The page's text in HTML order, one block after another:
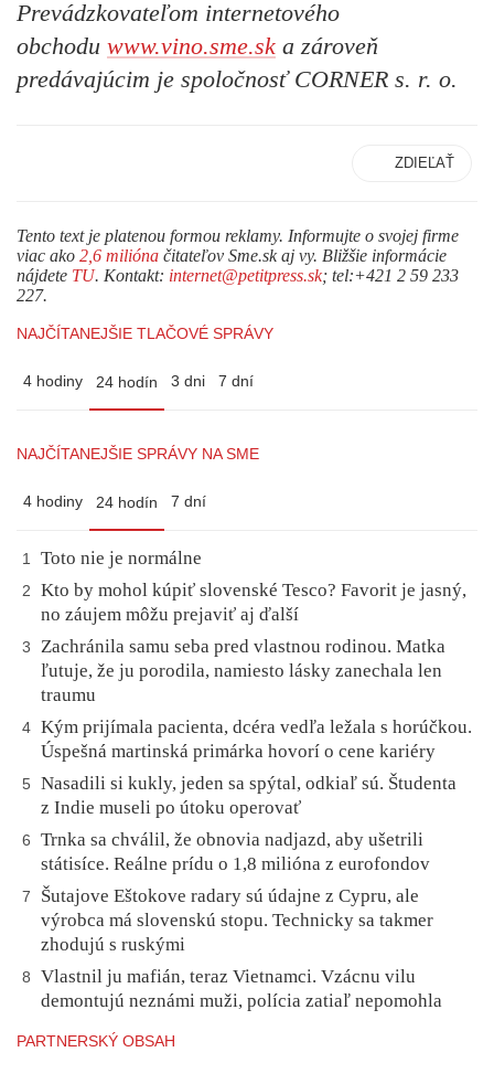
Prevádzkovateľom internetového
obchodu www.vino.sme.sk a zároveň
predávajúcim je spoločnosť CORNER s. r. o.
ZDIEĽAŤ
Tento text je platenou formou reklamy. Informujte o svojej firme
viac ako 2,6 milióna čitateľov Sme.sk aj vy. Bližšie informácie
nájdete TU. Kontakt: internet@petitpress.sk; tel:+421 2 59 233
227.
NAJČÍTANEJŠIE TLAČOVÉ SPRÁVY
4 hodiny 24 hodín 3 dni 7 dní
NAJČÍTANEJŠIE SPRÁVY NA SME
4 hodiny 24 hodín 7 dní
1 Toto nie je normálne
2
Kto by mohol kúpiť slovenské Tesco? Favorit je jasný,
no záujem môžu prejaviť aj ďalší
3
Zachránila samu seba pred vlastnou rodinou. Matka
ľutuje, že ju porodila, namiesto lásky zanechala len
traumu
4 Kým prijímala pacienta, dcéra vedľa ležala s horúčkou.
Úspešná martinská primárka hovorí o cene kariéry
5
Nasadili si kukly, jeden sa spýtal, odkiaľ sú. Študenta
z Indie museli po útoku operovať
6
Trnka sa chválil, že obnovia nadjazd, aby ušetrili
státisíce. Reálne prídu o 1,8 milióna z eurofondov
7
Šutajove Eštokove radary sú údajne z Cypru, ale
výrobca má slovenskú stopu. Technicky sa takmer
zhodujú s ruskými
8
Vlastnil ju mafián, teraz Vietnamci. Vzácnu vilu
demontujú neznámi muži, polícia zatiaľ nepomohla
PARTNERSKÝ OBSAH